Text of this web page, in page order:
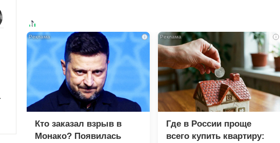
i
Кто заказал взрыв в
Монако? Появилась
i
Где в России проще
всего купить квартиру: